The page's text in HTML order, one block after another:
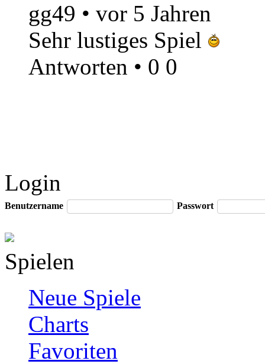
gg49 • vor 5 Jahren
Sehr lustiges Spiel
Antworten • 0 0
Login
Benutzername Passwort
Spielen
Neue Spiele
Charts
Favoriten